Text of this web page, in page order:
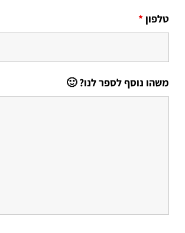
טלפון*
משהו נוסף לספר לנו? 🙂